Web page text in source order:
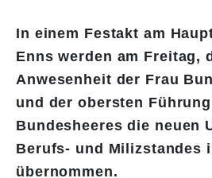
In einem Festakt am
Enns werden am Freitag,
Anwesenheit der Frau
und der obersten
Bundesheeres die neuen
Berufs- und Milizstandes
übernommen.